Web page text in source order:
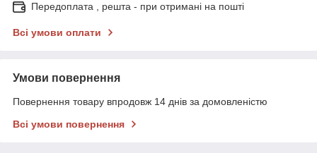
Передоплата , решта - при отримані на пошті
Всі умови оплати
Умови повернення
Повернення товару впродовж 14 днів за домовленістю
Всі умови повернення